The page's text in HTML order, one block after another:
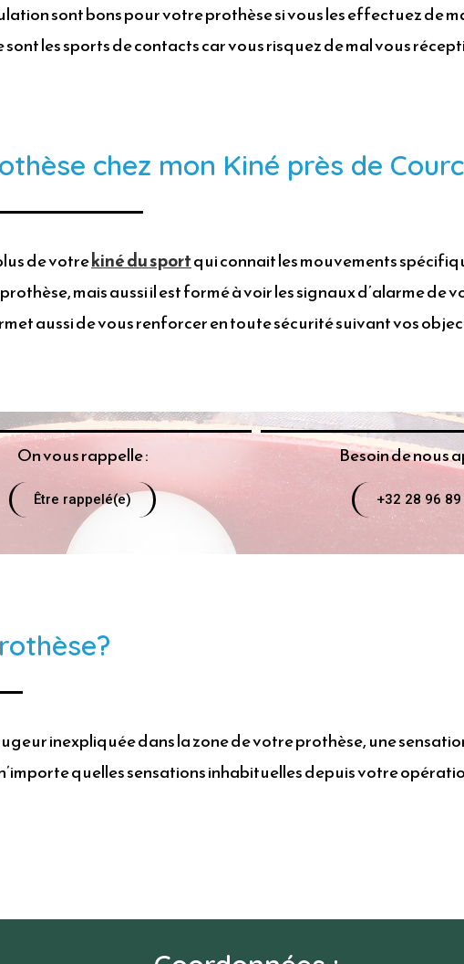
sont bons pour votre prothèse si vous les effectuez de
sont les sports de contacts car vous risquez de mal vous
chez mon Kiné près de
de votrekiné du sportqui connait les mouvements
mais aussi il est formé à voir les signaux d’alarme de
aussi de vous renforcer en toute sécurité suivant vos
On vous rappelle :
Être rappelé(e)
Besoin de nous
+32 28 96 89
inexpliquée dans la zone de votre prothèse, une
quelles sensations inhabituelles depuis votre